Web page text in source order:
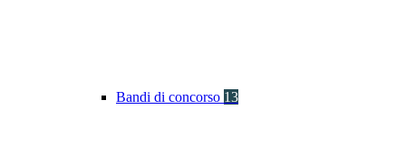
Bandi di concorso 13